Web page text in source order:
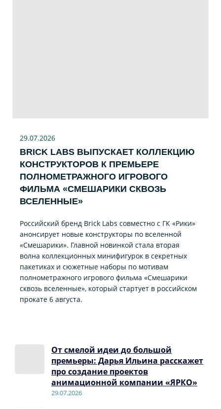
29.07.2026
BRICK LABS ВЫПУСКАЕТ КОЛЛЕКЦИЮ
КОНСТРУКТОРОВ К ПРЕМЬЕРЕ
ПОЛНОМЕТРАЖНОГО ИГРОВОГО
ФИЛЬМА «CМЕШАРИКИ СКВОЗЬ
ВСЕЛЕННЫЕ»
Российский бренд Brick Labs совместно с ГК «Рики»
анонсирует новые конструкторы по вселенной
«Смешарики». Главной новинкой стала вторая
волна коллекционных минифигурок в секретных
пакетиках и сюжетные наборы по мотивам
полнометражного игрового фильма «Смешарики
сквозь вселенные», который стартует в российском
прокате 6 августа.
От смелой идеи до большой
премьеры: Дарья Ильина расскажет
про создание проектов
анимационной компании «ЯРКО»
29.07.2026